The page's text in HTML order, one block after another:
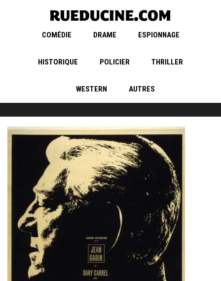
COMÉDIE DRAME ESPIONNAGE
HISTORIQUE POLICIER THRILLER
WESTERN AUTRES